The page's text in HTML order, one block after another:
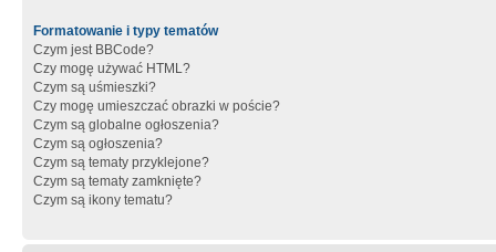
Formatowanie i typy tematów
Czym jest BBCode?
Czy mogę używać HTML?
Czym są uśmieszki?
Czy mogę umieszczać obrazki w poście?
Czym są globalne ogłoszenia?
Czym są ogłoszenia?
Czym są tematy przyklejone?
Czym są tematy zamknięte?
Czym są ikony tematu?